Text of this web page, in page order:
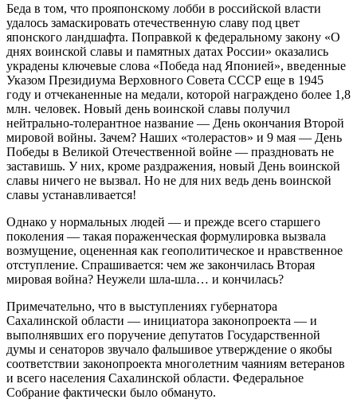
Беда в том, что прояпонскому лобби в российской власти
удалось замаскировать отечественную славу под цвет
японского ландшафта. Поправкой к федеральному закону «О
днях воинской славы и памятных датах России» оказались
украдены ключевые слова «Победа над Японией», введенные
Указом Президиума Верховного Совета СССР еще в 1945
году и отчеканенные на медали, которой награждено более 1,8
млн. человек. Новый день воинской славы получил
нейтрально-толерантное название — День окончания Второй
мировой войны. Зачем? Наших «толерастов» и 9 мая — День
Победы в Великой Отечественной войне — праздновать не
заставишь. У них, кроме раздражения, новый День воинской
славы ничего не вызвал. Но не для них ведь день воинской
славы устанавливается!
Однако у нормальных людей — и прежде всего старшего
поколения — такая пораженческая формулировка вызвала
возмущение, оцененная как геополитическое и нравственное
отступление. Спрашивается: чем же закончилась Вторая
мировая война? Неужели шла-шла… и кончилась?
Примечательно, что в выступлениях губернатора
Сахалинской области — инициатора законопроекта — и
выполнявших его поручение депутатов Государственной
думы и сенаторов звучало фальшивое утверждение о якобы
соответствии законопроекта многолетним чаяниям ветеранов
и всего населения Сахалинской области. Федеральное
Собрание фактически было обмануто.